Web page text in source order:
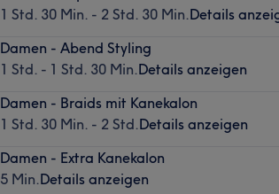
1 Std. 30 Min. - 2 Std. 30 Min.Details
Damen - Abend Styling
1 Std. - 1 Std. 30 Min.Details anzeigen
Damen - Braids mit Kanekalon
1 Std. 30 Min. - 2 Std.Details anzeigen
Damen - Extra Kanekalon
5 Min.Details anzeigen